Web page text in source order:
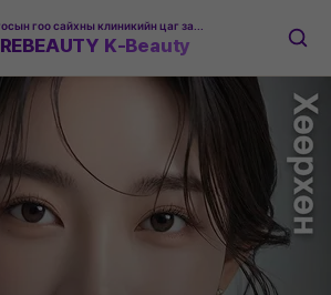
REBEAUTY K-Beauty